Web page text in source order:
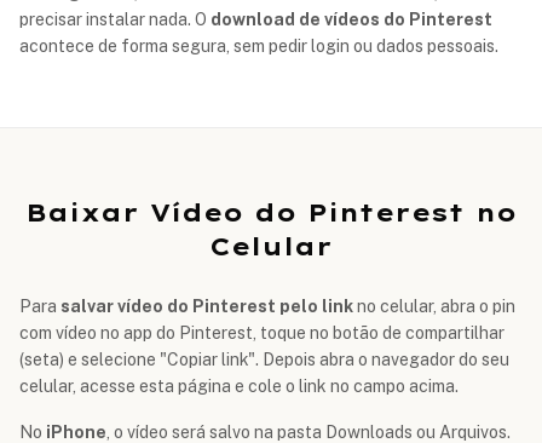
precisar instalar nada. O download de vídeos do Pinterest
acontece de forma segura, sem pedir login ou dados pessoais.
Baixar Vídeo do Pinterest no
Celular
Para salvar vídeo do Pinterest pelo linkno celular, abra o pin
com vídeo no app do Pinterest, toque no botão de compartilhar
(seta) e selecione "Copiar link". Depois abra o navegador do seu
celular, acesse esta página e cole o link no campo acima.
No iPhone , o vídeo será salvo na pasta Downloads ou Arquivos.